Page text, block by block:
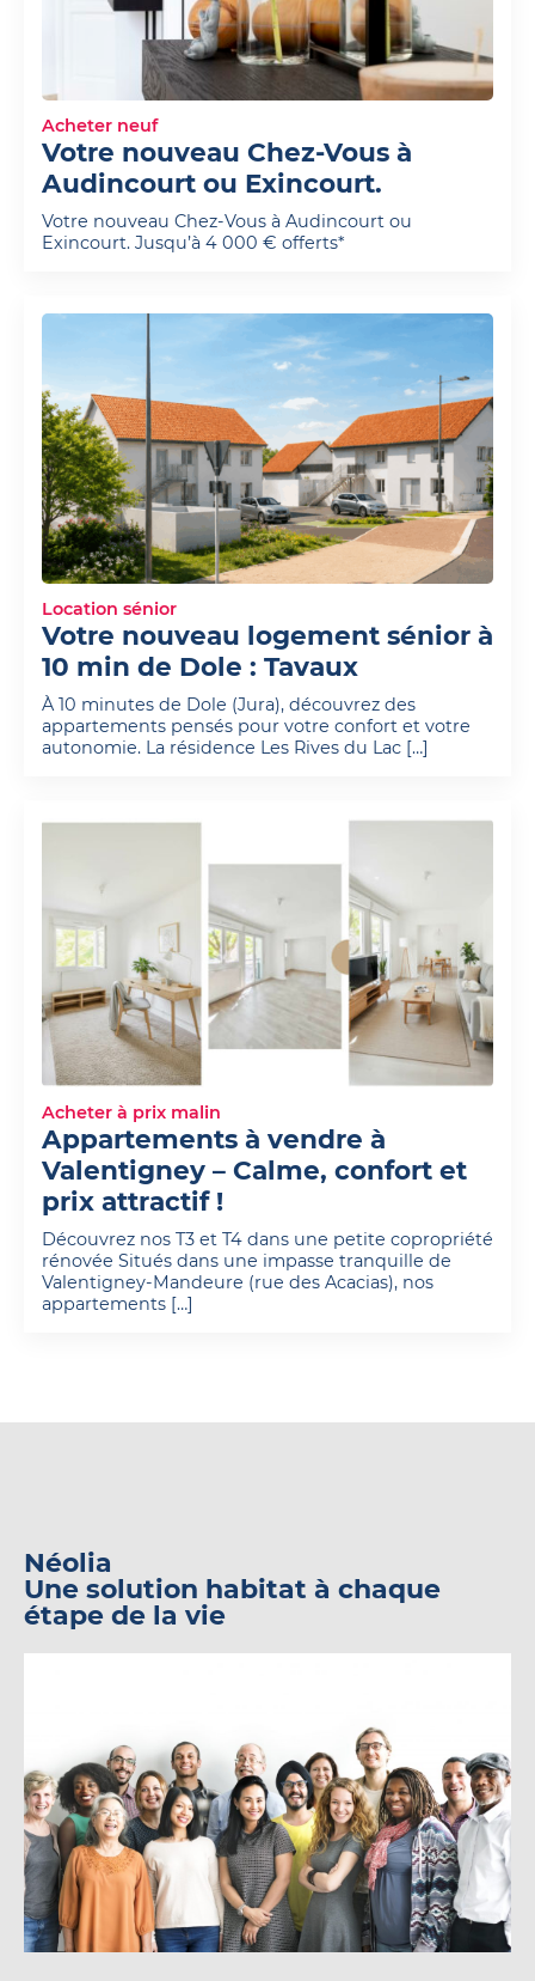
Acheter neuf
Votre nouveau Chez-Vous à
Audincourt ou Exincourt.
Votre nouveau Chez-Vous à Audincourt ou
Exincourt. Jusqu’à 4 000 € offerts*
Location sénior
Votre nouveau logement sénior à
10 min de Dole : Tavaux
À 10 minutes de Dole (Jura), découvrez des
appartements pensés pour votre confort et votre
autonomie. La résidence Les Rives du Lac […]
Acheter à prix malin
Appartements à vendre à
Valentigney – Calme, confort et
prix attractif !
Découvrez nos T3 et T4 dans une petite copropriété
rénovée Situés dans une impasse tranquille de
Valentigney-Mandeure (rue des Acacias), nos
appartements […]
Néolia
Une solution habitat à chaque
étape de la vie